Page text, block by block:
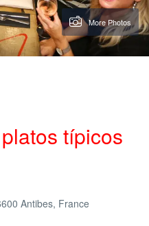
More Photos
típicos
Antibes, France